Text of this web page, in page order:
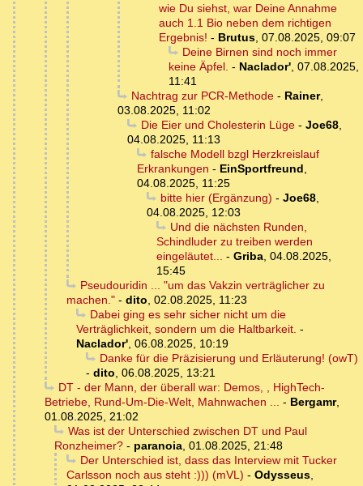
wie Du siehst, war Deine Annahme
auch 1.1 Bio neben dem richtigen
Ergebnis! - Brutus, 07.08.2025, 09:07
Deine Birnen sind noch immer
keine Äpfel. - Naclador', 07.08.2025,
11:41
Nachtrag zur PCR-Methode- Rainer,
03.08.2025, 11:02
Die Eier und Cholesterin Lüge- Joe68,
04.08.2025, 11:13
falsche Modell bzgl Herzkreislauf
Erkrankungen - EinSportfreund,
04.08.2025, 11:25
bitte hier (Ergänzung) - Joe68,
04.08.2025, 12:03
Und die nächsten Runden,
Schindluder zu treiben werden
eingeläutet... - Griba, 04.08.2025,
15:45
Pseudouridin ... "um das Vakzin verträglicher zu
machen." - dito, 02.08.2025, 11:23
Dabei ging es sehr sicher nicht um die
Verträglichkeit, sondern um die Haltbarkeit. -
Naclador', 06.08.2025, 10:19
Danke für die Präzisierung und Erläuterung! (owT)
- dito, 06.08.2025, 13:21
DT - der Mann, der überall war: Demos, , HighTech-
Betriebe, Rund-Um-Die-Welt, Mahnwachen ... - Bergamr,
01.08.2025, 21:02
Was ist der Unterschied zwischen DT und Paul
Ronzheimer? - paranoia, 01.08.2025, 21:48
Der Unterschied ist, dass das Interview mit Tucker
Carlsson noch aus steht :))) (mVL) - Odysseus,